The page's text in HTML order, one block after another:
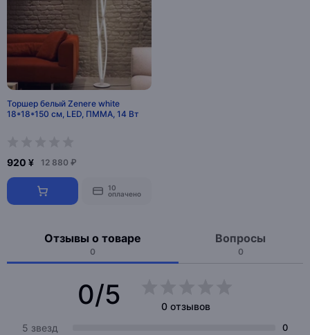
Торшер белый Zenere white
18*18*150 см, LED, ПММА, 14 Вт
920 ¥ 12 880 ₽
10
оплачено
Отзывы о товаре
0
Вопросы
0
0/5
0 отзывов
5 звезд
0